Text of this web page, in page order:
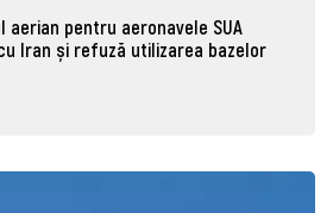
aerian pentru aeronavele SUA
Iran și refuză utilizarea bazelor